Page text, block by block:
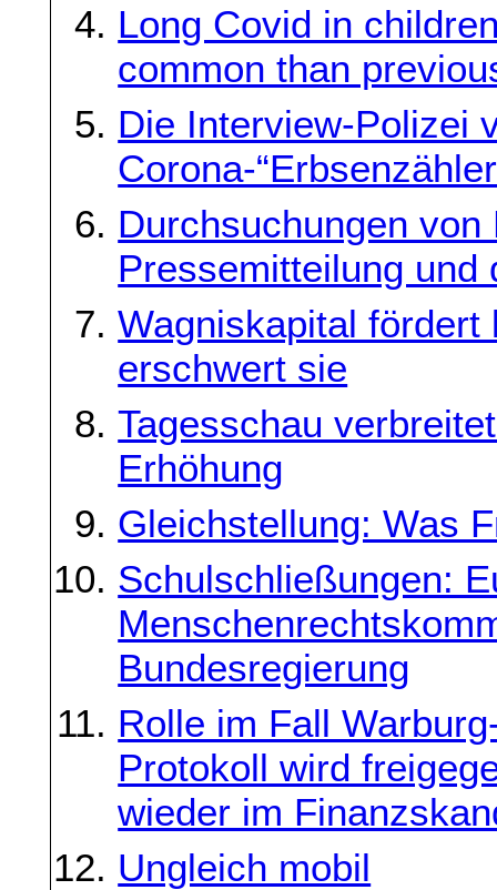
Long Covid in
common than
Die Interview-Polizei
Corona-
Durchsuchungen
Pressemitteilung und
Wagniskapital
erschwert sie
Tagesschau
Erhöhung
Gleichstellung: Was
Schulschließungen:
Bundesregierung
Rolle im Fall
Protokoll wird
wieder im
Ungleich mobil